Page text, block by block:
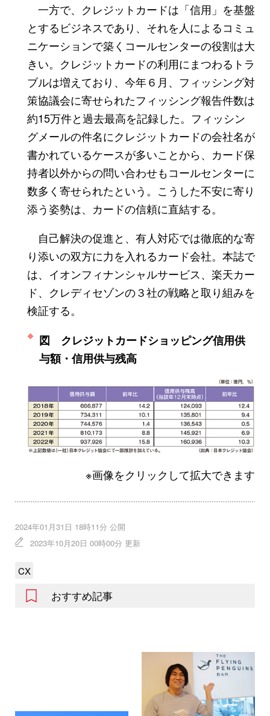
一方で、クレジットカードは「信用」を基盤
とするビジネスであり、それを人によるコミュ
ニケーションで築くコールセンターの役割は大
きい。クレジットカードの利用にまつわるトラ
ブルは増えており、今年６月、フィッシング対
策協議会に寄せられたフィッシング報告件数は
約15万件と過去最高を記録した。フィッシン
グメールの件名にクレジットカードの会社名が
書かれているケースが多いことから、カード保
持者以外からの問い合わせもコールセンターに
数多く寄せられたという。こうした不安に寄り
添う姿勢は、カードの信頼に直結する。
自己解決の促進と、有人対応では徹底的な寄
り添いの双方に力を入れるカード会社。本誌で
は、イオンフィナンシャルサービス、楽天カー
ド、クレディセゾンの３社の戦略と取り組みを
検証する。
図 クレジットカードショッピング信用供
与額・信用供与残高
※画像をクリックして拡大できます
2024年01月31日 18時11分 公開
2023年10月20日 00時00分 更新
CX
おすすめ記事